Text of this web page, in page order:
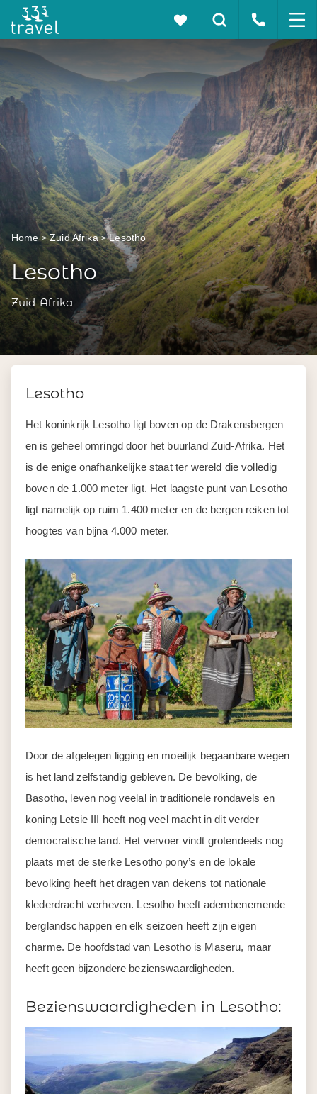
Home Zuid Afrika Lesotho
Lesotho
Zuid-Afrika
Lesotho
Het koninkrijk Lesotho ligt boven op de Drakensbergen
en is geheel omringd door het buurland Zuid-Afrika. Het
is de enige onafhankelijke staat ter wereld die volledig
boven de 1.000 meter ligt. Het laagste punt van Lesotho
ligt namelijk op ruim 1.400 meter en de bergen reiken tot
hoogtes van bijna 4.000 meter.
Door de afgelegen ligging en moeilijk begaanbare wegen
is het land zelfstandig gebleven. De bevolking, de
Basotho, leven nog veelal in traditionele rondavels en
koning Letsie III heeft nog veel macht in dit verder
democratische land. Het vervoer vindt grotendeels nog
plaats met de sterke Lesotho pony’s en de lokale
bevolking heeft het dragen van dekens tot nationale
klederdracht verheven. Lesotho heeft adembenemende
berglandschappen en elk seizoen heeft zijn eigen
charme. De hoofdstad van Lesotho is Maseru, maar
heeft geen bijzondere bezienswaardigheden.
Bezienswaardigheden in Lesotho: